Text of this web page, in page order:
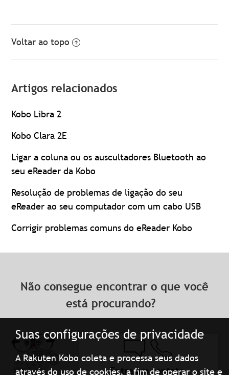
Suas configurações de privacidade
A Rakuten Kobo coleta e processa seus dados
através do uso de cookies, a fim de operar o site e
Voltar ao topo
Artigos relacionados
Kobo Libra 2
Kobo Clara 2E
Ligar a coluna ou os auscultadores Bluetooth ao
seu eReader da Kobo
Resolução de problemas de ligação do seu
eReader ao seu computador com um cabo USB
Corrigir problemas comuns do eReader Kobo
Não consegue encontrar o que você
está procurando?
Entre em contato